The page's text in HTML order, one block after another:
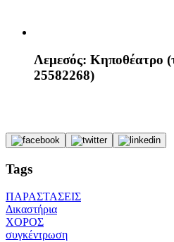
Λεμεσός: Κηποθέατρο
25582268)
Tags
ΠΑΡΑΣΤΑΣΕΙΣ
Δικαστήρια
ΧΟΡΟΣ
συγκέντρωση